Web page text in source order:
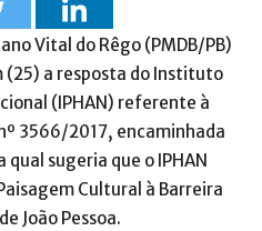
Vital do Rêgo (PMDB/PB)
(25) a resposta do Instituto
(IPHAN) referente à
3566/2017, encaminhada
sugeria que o IPHAN
Cultural à Barreira
João Pessoa.